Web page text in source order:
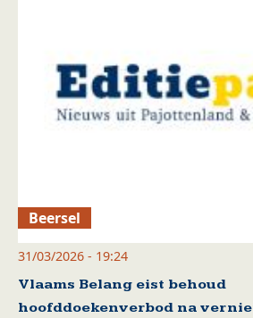
Beersel
31/03/2026 - 19:24
Vlaams Belang eist behoud
hoofddoekenverbod na